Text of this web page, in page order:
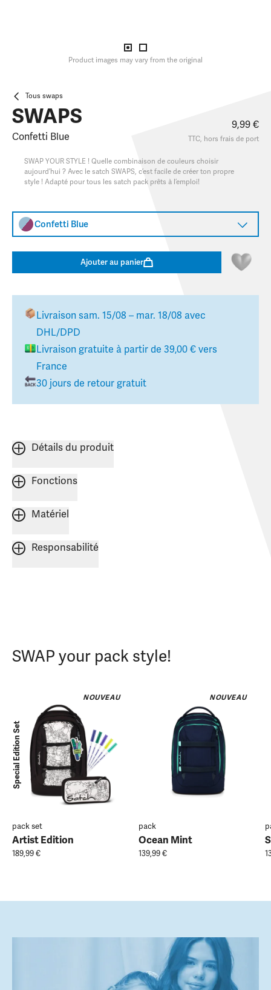
Product images may vary from the original
Tous swaps
SWAPS
Confetti Blue
9,99 €
TTC, hors frais de port
SWAP YOUR STYLE ! Quelle combinaison de couleurs choisir
aujourd’hui ? Avec le satch SWAPS, c’est facile de créer ton propre
style ! Adapté pour tous les satch pack prêts à l’emploi!
Confetti Blue
Ajouter au panier
Livraison sam. 15/08 – mar. 18/08 avec
DHL/DPD
Livraison gratuite à partir de 39,00 € vers
France
30 jours de retour gratuit
Détails du produit
Fonctions
Matériel
Responsabilité
SWAP your pack style!
NOUVEAU
Special Edition Set
pack set
Artist Edition
189,99 €
NOUVEAU
pack
Ocean Mint
139,99 €